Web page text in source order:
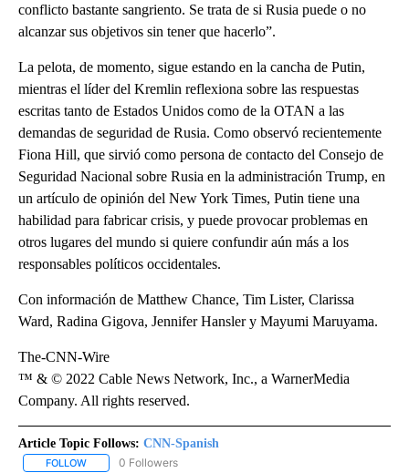
conflicto bastante sangriento. Se trata de si Rusia puede o no
alcanzar sus objetivos sin tener que hacerlo”.
La pelota, de momento, sigue estando en la cancha de Putin,
mientras el líder del Kremlin reflexiona sobre las respuestas
escritas tanto de Estados Unidos como de la OTAN a las
demandas de seguridad de Rusia. Como observó recientemente
Fiona Hill, que sirvió como persona de contacto del Consejo de
Seguridad Nacional sobre Rusia en la administración Trump, en
un artículo de opinión del New York Times, Putin tiene una
habilidad para fabricar crisis, y puede provocar problemas en
otros lugares del mundo si quiere confundir aún más a los
responsables políticos occidentales.
Con información de Matthew Chance, Tim Lister, Clarissa
Ward, Radina Gigova, Jennifer Hansler y Mayumi Maruyama.
The-CNN-Wire
™ & © 2022 Cable News Network, Inc., a WarnerMedia
Company. All rights reserved.
Article Topic Follows: CNN-Spanish
FOLLOW FOLLOW "CNN-SPANISH" TO RECEIVE NOTIFICATIONS ABOUT
0 Followers